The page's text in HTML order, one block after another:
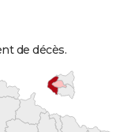
de décès.